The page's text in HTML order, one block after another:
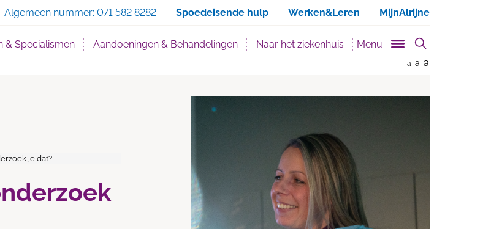
Algemeen nummer: 071 582 8282 Spoedeisende hulp Werken&Leren MijnAlrijne
& Specialismen Aandoeningen & Behandelingen Naar het ziekenhuis Menu
a a a
je dat?